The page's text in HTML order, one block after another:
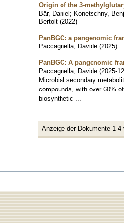
Origin of the 3-
Bär, Daniel; Konetschny,
Bertolt (2022)
PanBGC: a pangenomic
Paccagnella, Davide (2025)
PanBGC: A pangenomic
Paccagnella, Davide (2025-
Microbial secondary
compounds, with over 60%
biosynthetic ...
Anzeige der Dokumente 1-4